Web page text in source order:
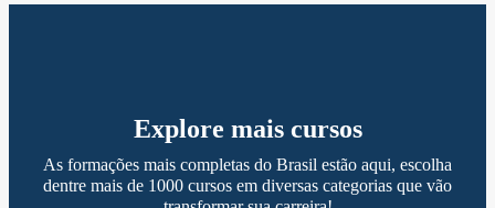
Explore mais cursos
As formações mais completas do Brasil estão aqui, escolha
dentre mais de 1000 cursos em diversas categorias que vão